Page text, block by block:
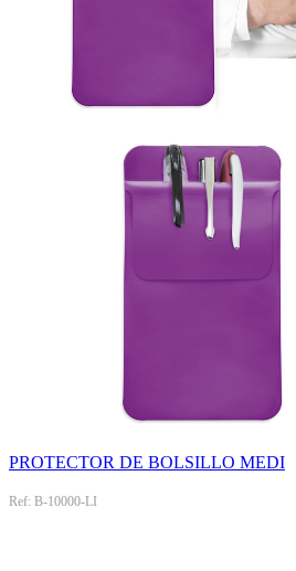
PROTECTOR DE BOLSILLO MEDI
Ref: B-10000-LI